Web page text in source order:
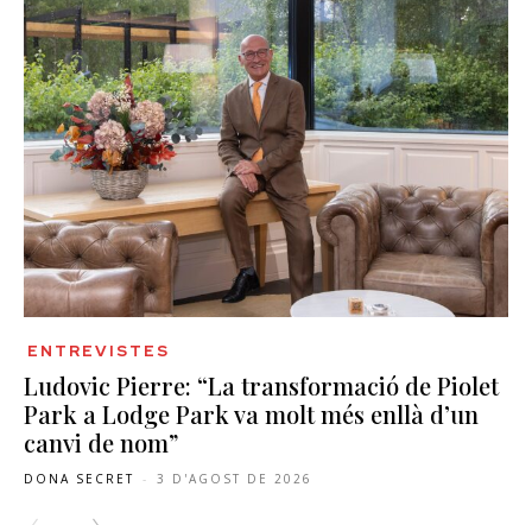
ENTREVISTES
Ludovic Pierre: “La transformació de Piolet
Park a Lodge Park va molt més enllà d’un
canvi de nom”
DONA SECRET - 3 D'AGOST DE 2026